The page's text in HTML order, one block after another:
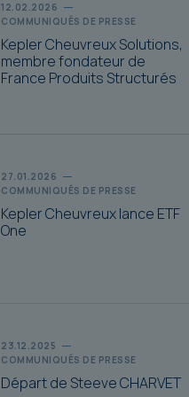
12.02.2026
COMMUNIQUÉS DE PRESSE
Kepler Cheuvreux Solutions,
membre fondateur de
France Produits Structurés
27.01.2026
COMMUNIQUÉS DE PRESSE
Kepler Cheuvreux lance ETF
One
23.12.2025
COMMUNIQUÉS DE PRESSE
Départ de Steeve CHARVET